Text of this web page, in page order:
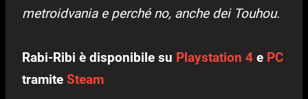
metroidvania e perché no, anche dei Touhou.
Rabi-Ribi è disponibile su Playstation 4 e PC
tramite Steam